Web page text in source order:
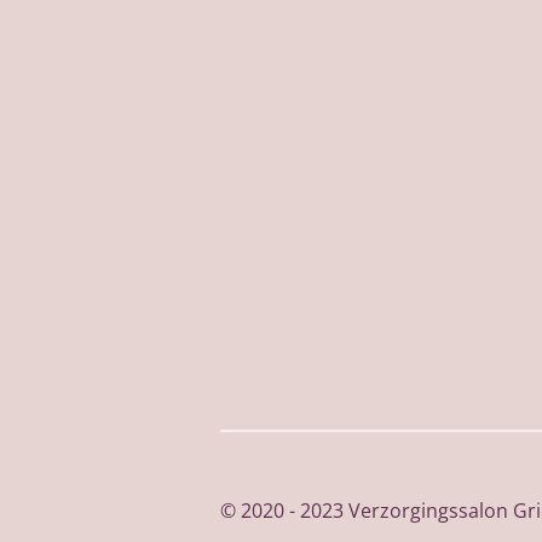
© 2020 - 2023 Verzorgingssalon